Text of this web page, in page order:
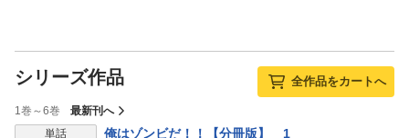
シリーズ作品 全作品をカートへ
1巻～6巻 最新刊へ
表示制限中
単話 俺はゾンビだ！！【分冊版】 1